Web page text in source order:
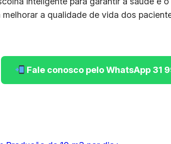
a qualidade de vida dos
Fale conosco pelo WhatsApp 31